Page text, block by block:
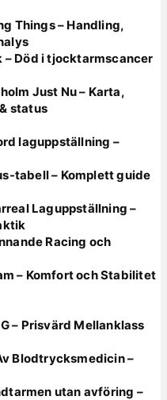
Things – Handling,
– Död i tjocktarmscancer
Just Nu – Karta,
status
laguppställning –
tabell – Komplett guide
Laguppställning –
Racing och
– Komfort och Stabilitet
– Prisvärd Mellanklass
Blodtrycksmedicin –
utan avföring –